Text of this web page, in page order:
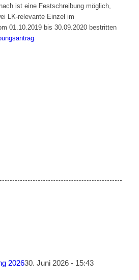
ist eine Festschreibung möglich,
LK-relevante Einzel im
01.10.2019 bis 30.09.2020 bestritten
202630. Juni 2026 - 15:43